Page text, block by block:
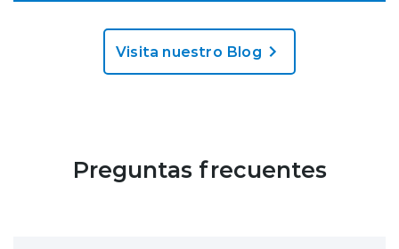
Visita nuestro Blog
Preguntas frecuentes